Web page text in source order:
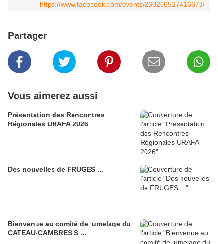
https://www.facebook.com/events/230206527416678/
Partager
Vous aimerez aussi
Présentation des Rencontres
Régionales URAFA 2026
Des nouvelles de FRUGES ...
Bienvenue au comité de jumelage du
CATEAU-CAMBRESIS ...